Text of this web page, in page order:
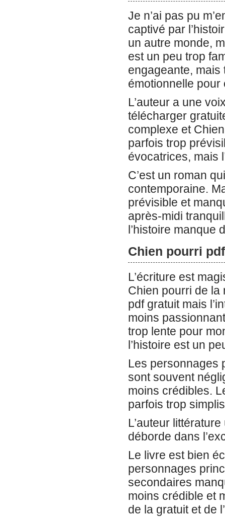
Je n’ai pas pu
captivé par
un autre monde,
est un peu trop
engageante,
émotionnelle
L’auteur a une
télécharger
complexe et
parfois trop
évocatrices, mais
C’est un roman
contemporaine.
prévisible et
après-midi
l’histoire manque
Chien pourri pdf
L’écriture est
Chien pourri de la
pdf gratuit mais
moins
trop lente pour
l’histoire est un
Les personnages
sont souvent
moins crédibles.
parfois trop
L’auteur
déborde dans
Le livre est bien
personnages
secondaires
moins crédible et
de la gratuit et de